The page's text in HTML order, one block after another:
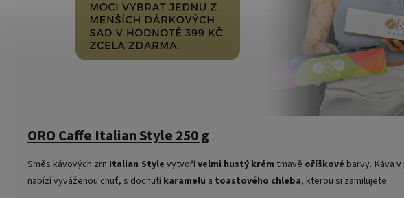
ORO Caffe Italian Style 250 g
Směs kávových zrn Italian Style vytvořívelmi hustý krém tmavě oříškové barvy. Káva
nabízí vyváženou chuť, s dochutí karamelu a toastového chleba, kterou si zamilujete.